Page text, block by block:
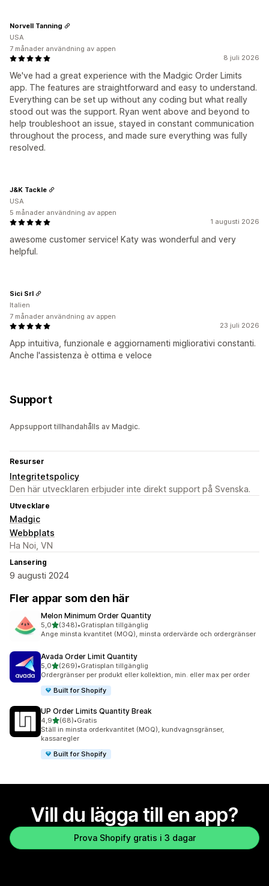
8 juli 2026
We've had a great experience with the Madgic Order Limits
app. The features are straightforward and easy to understand.
Everything can be set up without any coding but what really
stood out was the support. Ryan went above and beyond to
help troubleshoot an issue, stayed in constant communication
throughout the process, and made sure everything was fully
resolved.
Norvell Tanning
USA
7 månader användning av appen
1 augusti 2026
awesome customer service! Katy was wonderful and very
helpful.
J&K Tackle
USA
5 månader användning av appen
23 juli 2026
App intuitiva, funzionale e aggiornamenti migliorativi constanti.
Anche l'assistenza è ottima e veloce
Sici Srl
Italien
7 månader användning av appen
Support
Appsupport tillhandahålls av Madgic.
Resurser
Integritetspolicy
Den här utvecklaren erbjuder inte direkt support på Svenska.
Utvecklare
Madgic
Webbplats
Ha Noi, VN
Lansering
9 augusti 2024
Fler appar som den här
Melon Minimum Order Quantity
5,0av 5 stjärnor
(348)
348 recensioner totalt
•Gratisplan tillgänglig
Ange minsta kvantitet (MOQ), minsta ordervärde och ordergränser
Avada Order Limit Quantity
5,0av 5 stjärnor
(269)
269 recensioner totalt
•Gratisplan tillgänglig
Ordergränser per produkt eller kollektion, min. eller max per order
Built for Shopify
UP Order Limits Quantity Break
4,9av 5 stjärnor
(68)
68 recensioner totalt
•Gratis
Ställ in minsta orderkvantitet (MOQ), kundvagnsgränser,
kassaregler
Built for Shopify
Vill du lägga till en app?
Prova Shopify gratis i 3 dagar